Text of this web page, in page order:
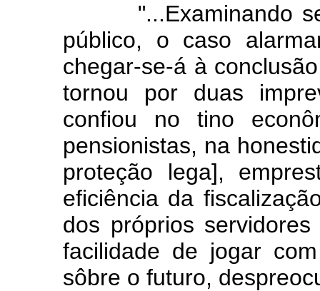
"...Examinando ser,
público, o caso
chegar-se-á à
tornou por duas
confiou no tino
pensionistas, na
proteção lega],
eficiência da
dos próprios
facilidade de jogar
sôbre o futuro,